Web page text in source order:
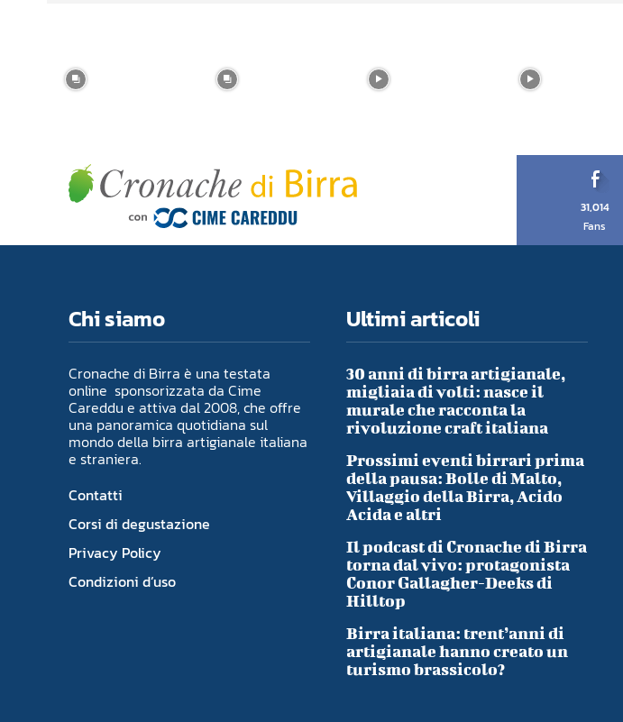
31,014
Fans
Chi siamo
Cronache di Birra è una testata
online sponsorizzata da Cime
Careddu e attiva dal 2008, che offre
una panoramica quotidiana sul
mondo della birra artigianale italiana
e straniera.
Contatti
Corsi di degustazione
Privacy Policy
Condizioni d’uso
Ultimi articoli
30 anni di birra artigianale,
migliaia di volti: nasce il
murale che racconta la
rivoluzione craft italiana
Prossimi eventi birrari prima
della pausa: Bolle di Malto,
Villaggio della Birra, Acido
Acida e altri
Il podcast di Cronache di Birra
torna dal vivo: protagonista
Conor Gallagher-Deeks di
Hilltop
Birra italiana: trent’anni di
artigianale hanno creato un
turismo brassicolo?